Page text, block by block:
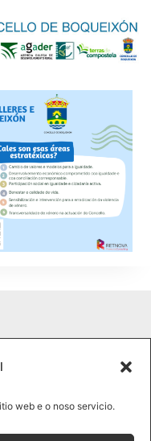
web e o noso servicio.
SACRO"